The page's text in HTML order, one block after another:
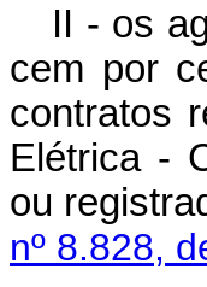
II - os
cem por
contratos
Elétrica -
ou
nº 8.828,